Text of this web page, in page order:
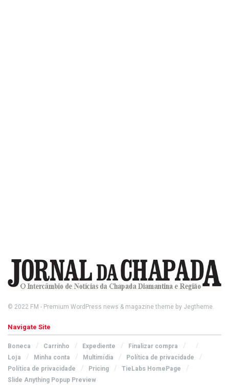
© 2022 FM - Premium WordPress news & magazine theme by Jegtheme.
Navigate Site
Boneca Carrinho Expediente
Finalizar compra
Loja
Minha conta Multimídia
Política de privacidade
Política de privacidade
Pricing
TieLabs HomePage
Slide Anything Popup Preview